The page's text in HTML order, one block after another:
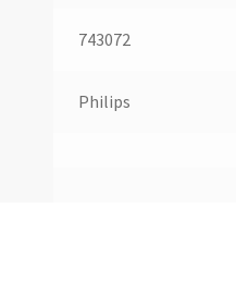
743072
Philips